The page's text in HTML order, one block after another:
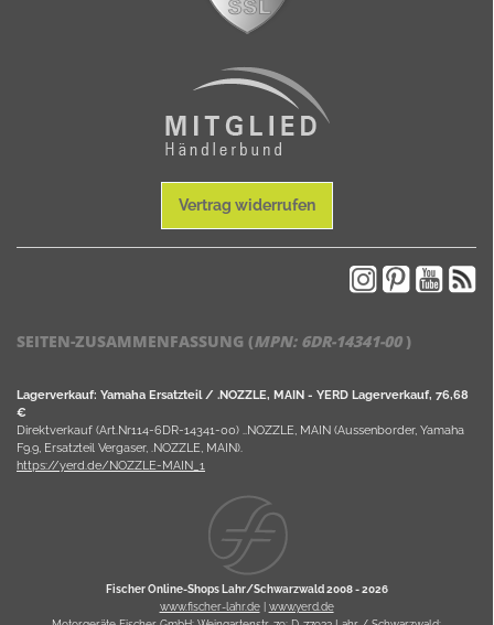
Vertrag widerrufen
SEITEN-ZUSAMMENFASSUNG (MPN: 6DR-14341-00)
Lagerverkauf: Yamaha Ersatzteil / .NOZZLE, MAIN - YERD Lagerverkauf, 76,68
€
Direktverkauf (Art.Nr114-6DR-14341-00) ..NOZZLE, MAIN (Aussenborder, Yamaha
F9.9, Ersatzteil Vergaser, .NOZZLE, MAIN).
https://yerd.de/NOZZLE-MAIN_1
Fischer Online-Shops Lahr/Schwarzwald 2008 -2026
www.fischer-lahr.de| www.yerd.de